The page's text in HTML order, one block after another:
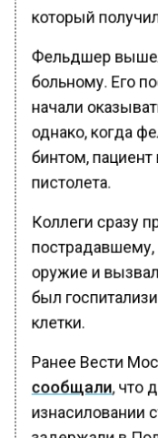
который
Фельдшер
больному. Его
начали
однако, когда
бинтом,
пистолета.
Коллеги сразу
пострадавшему,
оружие и
был
клетки.
Ранее Вести
сообщали, что
изнасиловании